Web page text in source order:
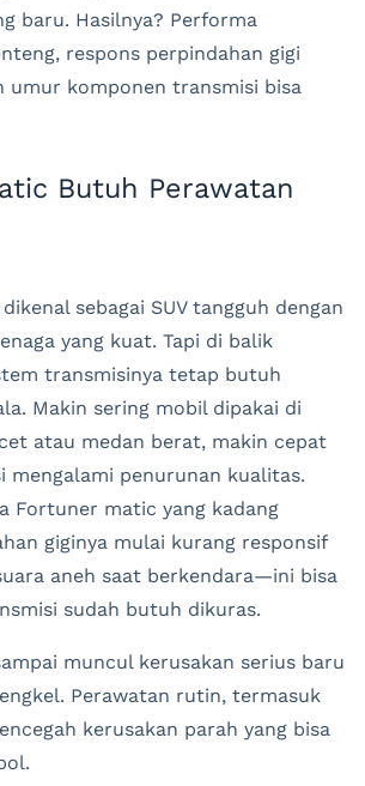
baru. Hasilnya? Performa
respons perpindahan gigi
umur komponen transmisi bisa
Butuh Perawatan
sebagai SUV tangguh dengan
yang kuat. Tapi di balik
transmisinya tetap butuh
Makin sering mobil dipakai di
atau medan berat, makin cepat
mengalami penurunan kualitas.
Fortuner matic yang kadang
giginya mulai kurang responsif
aneh saat berkendara—ini bisa
sudah butuh dikuras.
muncul kerusakan serius baru
Perawatan rutin, termasuk
kerusakan parah yang bisa